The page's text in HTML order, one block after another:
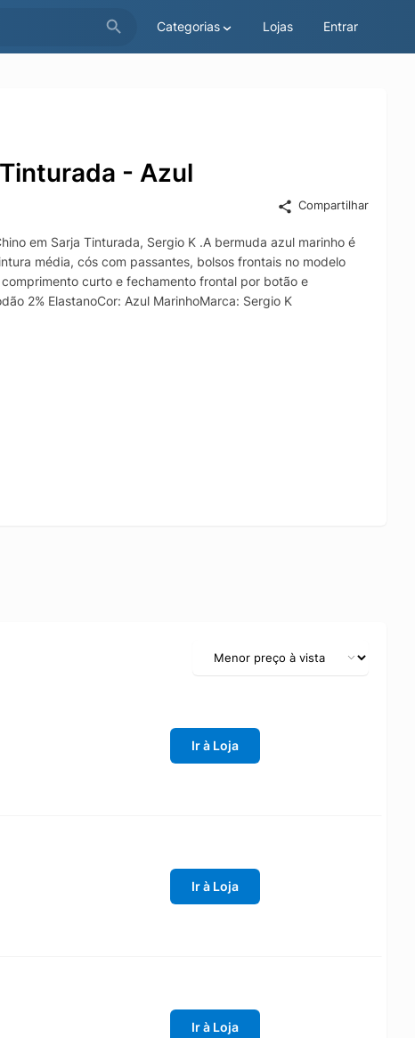
Categorias Lojas Entrar
- Azul
Compartilhar
em Sarja Tinturada, Sergio K .A bermuda azul marinho é
média, cós com passantes, bolsos frontais no modelo
curto e fechamento frontal por botão e
2% ElastanoCor: Azul MarinhoMarca: Sergio K
Ir à Loja
Ir à Loja
Ir à Loja